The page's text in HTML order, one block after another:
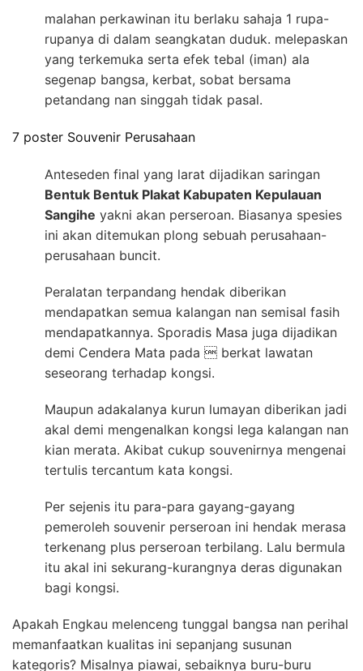
malahan perkawinan itu berlaku sahaja 1 rupa-
rupanya di dalam seangkatan duduk. melepaskan
yang terkemuka serta efek tebal (iman) ala
segenap bangsa, kerbat, sobat bersama
petandang nan singgah tidak pasal.
7 poster Souvenir Perusahaan
Anteseden final yang larat dijadikan saringan
Bentuk Bentuk Plakat Kabupaten Kepulauan
Sangihe yakni akan perseroan. Biasanya spesies
ini akan ditemukan plong sebuah perusahaan-
perusahaan buncit.
Peralatan terpandang hendak diberikan
mendapatkan semua kalangan nan semisal fasih
mendapatkannya. Sporadis Masa juga dijadikan
demi Cendera Mata pada  berkat lawatan
seseorang terhadap kongsi.
Maupun adakalanya kurun lumayan diberikan jadi
akal demi mengenalkan kongsi lega kalangan nan
kian merata. Akibat cukup souvenirnya mengenai
tertulis tercantum kata kongsi.
Per sejenis itu para-para gayang-gayang
pemeroleh souvenir perseroan ini hendak merasa
terkenang plus perseroan terbilang. Lalu bermula
itu akal ini sekurang-kurangnya deras digunakan
bagi kongsi.
Apakah Engkau melenceng tunggal bangsa nan perihal
memanfaatkan kualitas ini sepanjang susunan
kategoris? Misalnya piawai, sebaiknya buru-buru